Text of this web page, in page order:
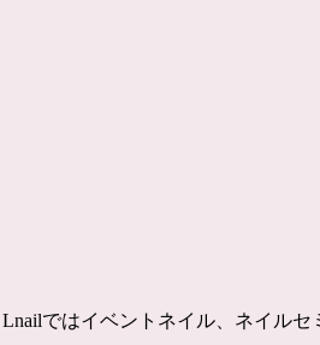
Lnailではイベントネイル、ネイル